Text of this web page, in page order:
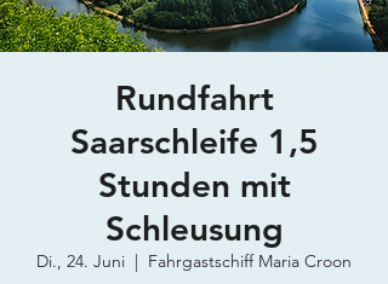
Rundfahrt
Saarschleife 1,5
Stunden mit
Schleusung
Di., 24. Juni
  |
Fahrgastschiff Maria Croon